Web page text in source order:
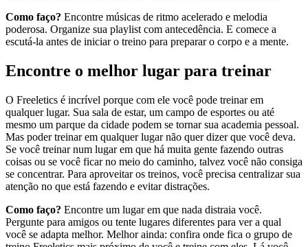
Como faço? Encontre músicas de ritmo acelerado e melodia
poderosa. Organize sua playlist com antecedência. E comece a
escutá-la antes de iniciar o treino para preparar o corpo e a mente.
Encontre o melhor lugar para treinar
O Freeletics é incrível porque com ele você pode treinar em
qualquer lugar. Sua sala de estar, um campo de esportes ou até
mesmo um parque da cidade podem se tornar sua academia pessoal.
Mas poder treinar em qualquer lugar não quer dizer que você deva.
Se você treinar num lugar em que há muita gente fazendo outras
coisas ou se você ficar no meio do caminho, talvez você não consiga
se concentrar. Para aproveitar os treinos, você precisa centralizar sua
atenção no que está fazendo e evitar distrações.
Como faço? Encontre um lugar em que nada distraia você.
Pergunte para amigos ou tente lugares diferentes para ver a qual
você se adapta melhor. Melhor ainda: confira onde fica o grupo de